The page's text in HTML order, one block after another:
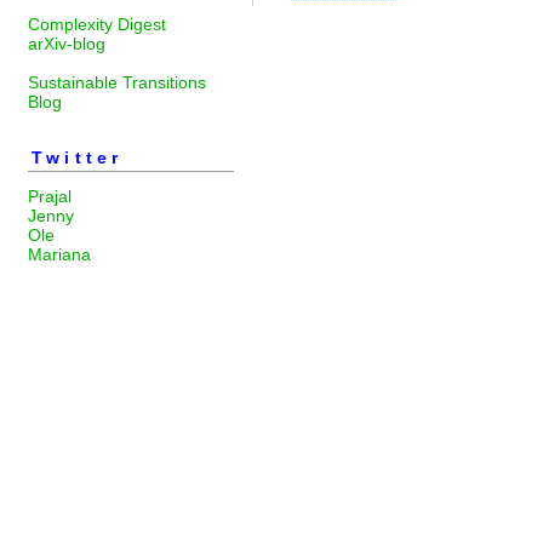
Complexity Digest
arXiv-blog
Sustainable Transitions
Blog
Twitter
Prajal
Jenny
Ole
Mariana